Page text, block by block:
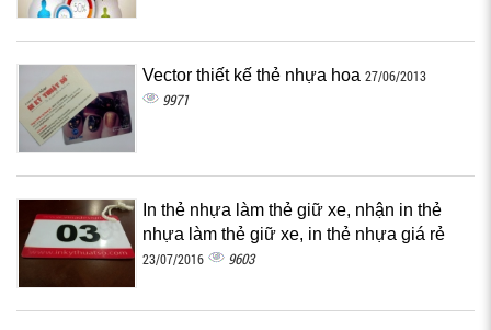
Vector thiết kế thẻ nhựa hoa 27/06/2013
9971
In thẻ nhựa làm thẻ giữ xe, nhận in thẻ
nhựa làm thẻ giữ xe, in thẻ nhựa giá rẻ
23/07/2016 9603